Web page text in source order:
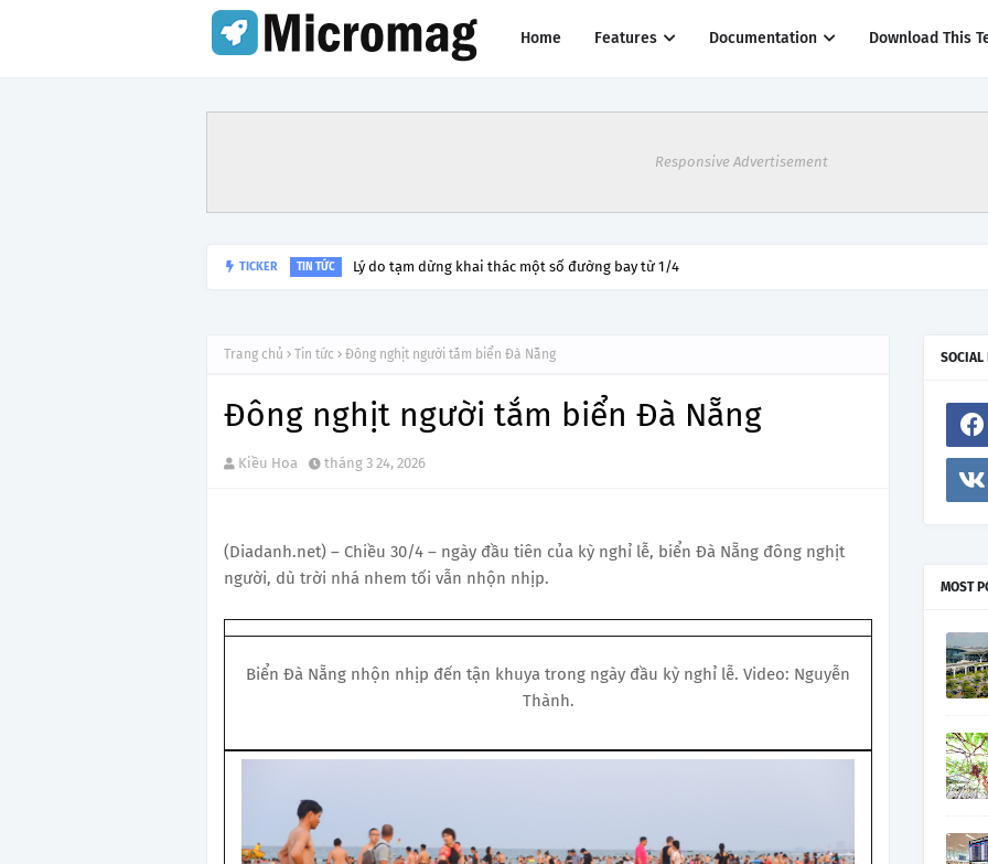
Home Features Documentation Download This
Responsive Advertisement
TICKER TIN TỨC Lý do tạm dừng khai thác một số đường bay từ 1/4
Trang chủ Tin tức Đông nghịt người tắm biển Đà Nẵng
Đông nghịt người tắm biển Đà Nẵng
Kiều Hoa tháng 3 24, 2026
(Diadanh.net) – Chiều 30/4 – ngày đầu tiên của kỳ nghỉ lễ, biển Đà Nẵng đông nghịt
người, dù trời nhá nhem tối vẫn nhộn nhịp.
Biển Đà Nẵng nhộn nhịp đến tận khuya trong ngày đầu kỳ nghỉ lễ. Video: Nguyễn
Thành.
SOCIAL
MOST